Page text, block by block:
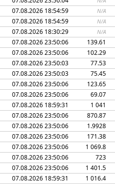
07.08.2026 18:54:59 N/A
07.08.2026 18:54:59 N/A
07.08.2026 18:30:29 N/A
07.08.2026 23:50:06
139.61
07.08.2026 23:50:06
102.29
07.08.2026 23:50:03
77.53
07.08.2026 23:50:03
75.45
07.08.2026 23:50:06
123.65
07.08.2026 23:50:06
69.07
07.08.2026 18:59:31
1 041
07.08.2026 23:50:06
870.87
07.08.2026 23:50:06
1.9928
07.08.2026 23:50:06
171.38
07.08.2026 23:50:06
1 069.8
07.08.2026 23:50:06
723
07.08.2026 23:50:06
1 401.5
07.08.2026 18:59:31
1 016.4